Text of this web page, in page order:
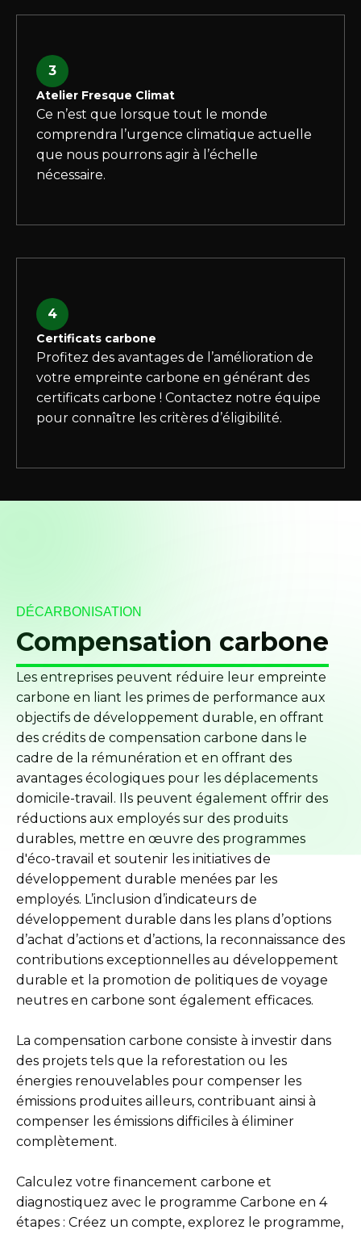
3
Atelier Fresque Climat
Ce n’est que lorsque tout le monde
comprendra l’urgence climatique actuelle
que nous pourrons agir à l’échelle
nécessaire.
4
Certificats carbone
Profitez des avantages de l’amélioration de
votre empreinte carbone en générant des
certificats carbone ! Contactez notre équipe
pour connaître les critères d’éligibilité.
DÉCARBONISATION
Compensation carbone
Les entreprises peuvent réduire leur empreinte
carbone en liant les primes de performance aux
objectifs de développement durable, en offrant
des crédits de compensation carbone dans le
cadre de la rémunération et en offrant des
avantages écologiques pour les déplacements
domicile-travail. Ils peuvent également offrir des
réductions aux employés sur des produits
durables, mettre en œuvre des programmes
d'éco-travail et soutenir les initiatives de
développement durable menées par les
employés. L’inclusion d’indicateurs de
développement durable dans les plans d’options
d’achat d’actions et d’actions, la reconnaissance des
contributions exceptionnelles au développement
durable et la promotion de politiques de voyage
neutres en carbone sont également efficaces.
La compensation carbone consiste à investir dans
des projets tels que la reforestation ou les
énergies renouvelables pour compenser les
émissions produites ailleurs, contribuant ainsi à
compenser les émissions difficiles à éliminer
complètement.
Calculez votre financement carbone et
diagnostiquez avec le programme Carbone en 4
étapes : Créez un compte, explorez le programme,